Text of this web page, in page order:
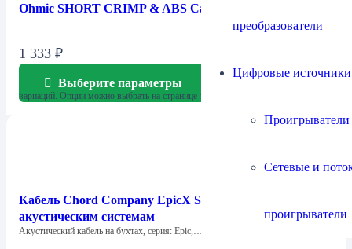
преобразователи
Цифровые источники
Сетевые и
проигрыватели
Ohmic SHORT CRIMP & ABS Cap
1 333 ₽
Выберите параметры
вариаций. Опции можно выбрать на странице товара.
Кабель Chord Company EpicX Speaker / к
акустическим системам
Акустический кабель на бухтах, серия: Epic,…